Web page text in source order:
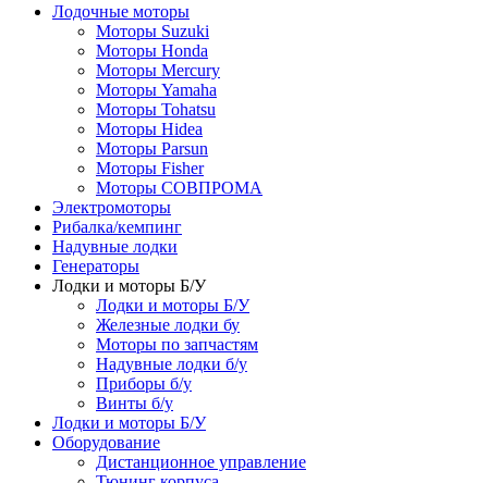
Лодочные моторы
Моторы Suzuki
Моторы Honda
Моторы Mercury
Моторы Yamaha
Моторы Tohatsu
Моторы Hidea
Моторы Parsun
Моторы Fisher
Моторы СОВПРОМА
Электромоторы
Рибалка/кемпинг
Надувные лодки
Генераторы
Лодки и моторы Б/У
Лодки и моторы Б/У
Железные лодки бу
Моторы по запчастям
Надувные лодки б/у
Приборы б/у
Винты б/у
Лодки и моторы Б/У
Оборудование
Дистанционное управление